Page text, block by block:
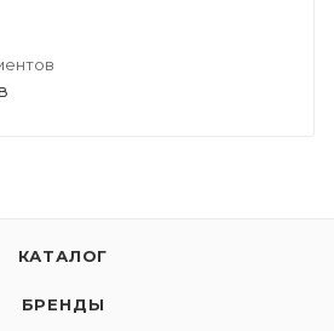
КАТАЛОГ
БРЕНДЫ